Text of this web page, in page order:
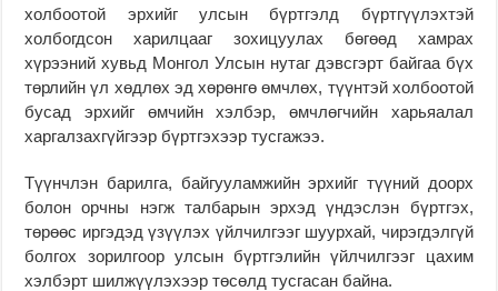
холбоотой эрхийг улсын бүртгэлд бүртгүүлэхтэй
холбогдсон харилцааг зохицуулах бөгөөд хамрах
хүрээний хувьд Монгол Улсын нутаг дэвсгэрт байгаа бүх
төрлийн үл хөдлөх эд хөрөнгө өмчлөх, түүнтэй холбоотой
бусад эрхийг өмчийн хэлбэр, өмчлөгчийн харьяалал
харгалзахгүйгээр бүртгэхээр тусгажээ.
Түүнчлэн барилга, байгууламжийн эрхийг түүний доорх
болон орчны нэгж талбарын эрхэд үндэслэн бүртгэх,
төрөөс иргэдэд үзүүлэх үйлчилгээг шуурхай, чирэгдэлгүй
болгох зорилгоор улсын бүртгэлийн үйлчилгээг цахим
хэлбэрт шилжүүлэхээр төсөлд тусгасан байна.